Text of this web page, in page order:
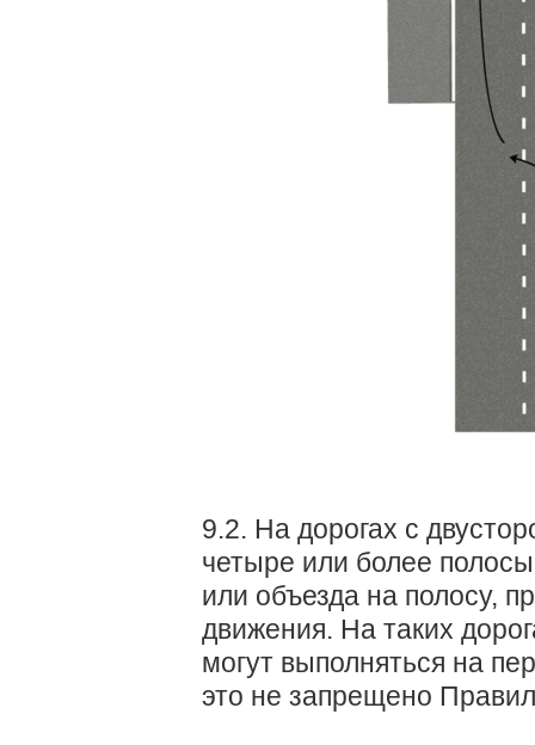
9.2. На дорогах с
четыре или более
или объезда на полосу,
движения. На таких
могут выполняться на
это не запрещено